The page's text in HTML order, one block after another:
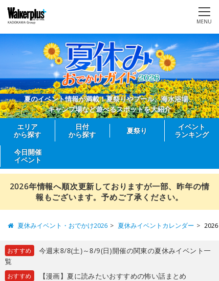
MENU
夏のイベント情報が満載！夏祭りやプール、海水浴場、
キャンプ場など遊べるスポットを大紹介
エリア
から探す
日付
から探す
夏祭り
イベント
ランキング
今日開催
イベント
2026年情報へ順次更新しておりますが一部、昨年の情
報もございます。予めご了承ください。
夏休みイベント・おでかけ2026 夏休みイベントカレンダー
おすすめ
今週末8/8(土)～8/9(日)開催の関東の夏休みイベント一
覧
おすすめ 【漫画】夏に読みたいおすすめの怖い話まとめ